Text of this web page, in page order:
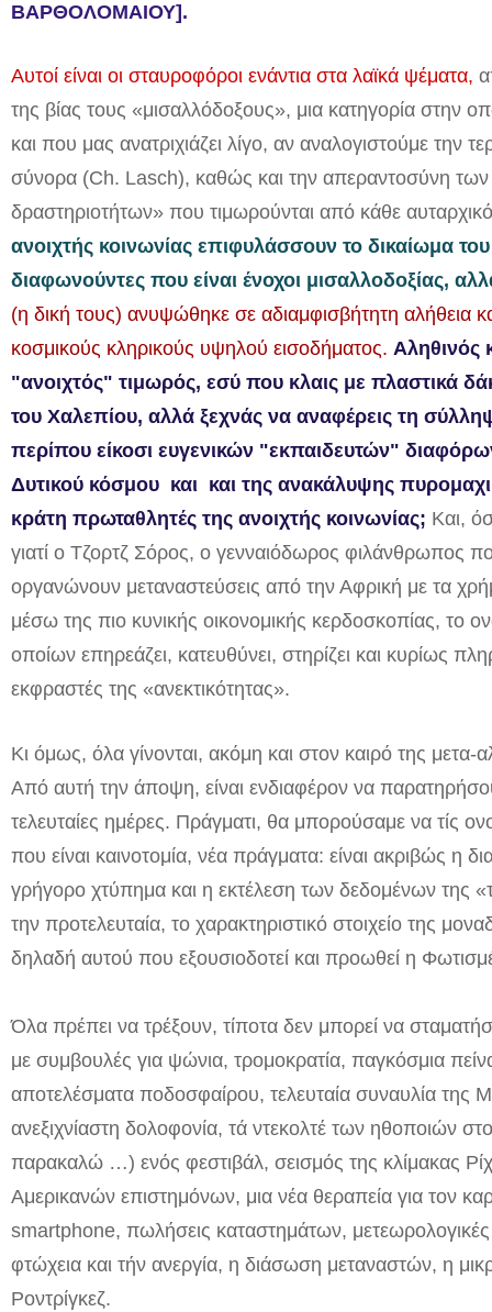
ΒΑΡΘΟΛΟΜΑΙΟΥ].
Αυτοί είναι οι σταυροφόροι ενάντια στα λαϊκά ψέματα,
της βίας τους «μισαλλόδοξους», μια κατηγορία στην
και που μας ανατριχιάζει λίγο, αν αναλογιστούμε την
σύνορα (Ch. Lasch), καθώς και την απεραντοσύνη των
δραστηριοτήτων» που τιμωρούνται από κάθε
ανοιχτής κοινωνίας επιφυλάσσουν το δικαίωμα
διαφωνούντες που είναι ένοχοι μισαλλοδοξίας,
(η δική τους) ανυψώθηκε σε αδιαμφισβήτητη αλήθεια
κοσμικούς κληρικούς υψηλού εισοδήματος. Αληθινός
"ανοιχτός" τιμωρός, εσύ που κλαις με πλαστικά
του Χαλεπίου, αλλά ξεχνάς να αναφέρεις τη
περίπου είκοσι ευγενικών "εκπαιδευτών"
Δυτικού κόσμου και και της ανακάλυψης
κράτη πρωταθλητές της ανοιχτής κοινωνίας; Και,
γιατί ο Τζορτζ Σόρος, ο γενναιόδωρος φιλάνθρωπος
οργανώνουν μεταναστεύσεις από την Αφρική με τα
μέσω της πιο κυνικής οικονομικής κερδοσκοπίας,
οποίων επηρεάζει, κατευθύνει, στηρίζει και κυρίως
εκφραστές της «ανεκτικότητας».
Κι όμως, όλα γίνονται, ακόμη και στον καιρό της μετα-
Από αυτή την άποψη, είναι ενδιαφέρον να
τελευταίες ημέρες. Πράγματι, θα μπορούσαμε να τίς
που είναι καινοτομία, νέα πράγματα: είναι ακριβώς η
γρήγορο χτύπημα και η εκτέλεση των δεδομένων της
την προτελευταία, το χαρακτηριστικό στοιχείο της
δηλαδή αυτού που εξουσιοδοτεί και προωθεί η
Όλα πρέπει να τρέξουν, τίποτα δεν μπορεί να
με συμβουλές για ψώνια, τρομοκρατία, παγκόσμια
αποτελέσματα ποδοσφαίρου, τελευταία συναυλία της
ανεξιχνίαστη δολοφονία, τά ντεκολτέ των ηθοποιών
παρακαλώ …) ενός φεστιβάλ, σεισμός της κλίμακας
Αμερικανών επιστημόνων, μια νέα θεραπεία για τον
smartphone, πωλήσεις καταστημάτων,
φτώχεια και τήν ανεργία, η διάσωση μεταναστών, η
Ροντρίγκεζ.